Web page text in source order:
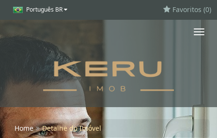
Português BR Favoritos (0)
Home Detalhe do Imóvel